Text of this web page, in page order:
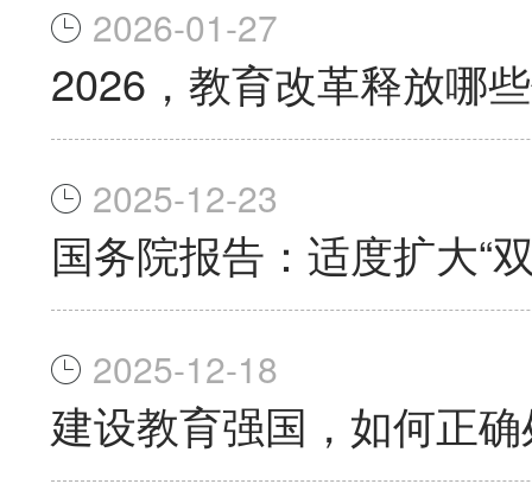
2026-01-27
2026，教育改革释放哪
2025-12-23
国务院报告：适度扩大“
2025-12-18
建设教育强国，如何正